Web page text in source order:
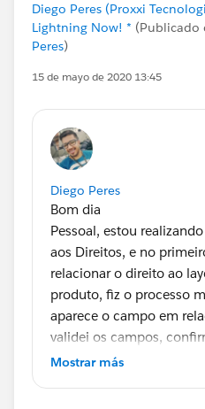
Diego Peres (Proxxi
Lightning Now! * (Publicado
Peres)
15 de mayo de 2020 13:45
Diego Peres
Bom dia
Pessoal, estou
aos Direitos, e no
relacionar o direito ao
produto, fiz o processo
aparece o campo em
validei os campos,
direitos, a criação do
Mostrar más